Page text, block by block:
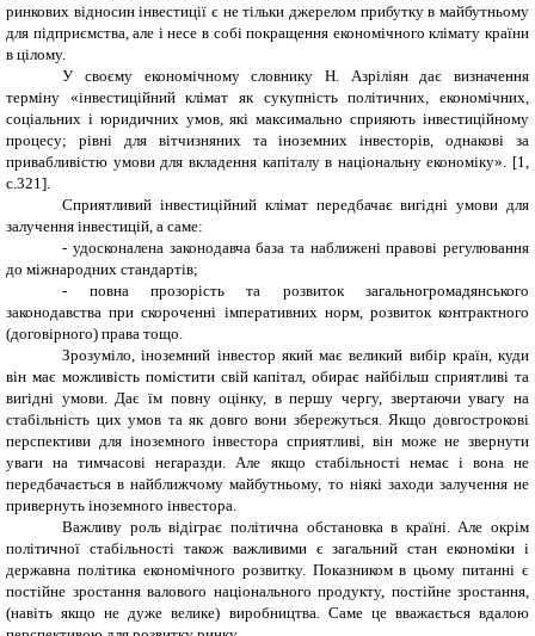
ринкових відносин інвестиції є не тільки джерелом прибутку в майбутньому
для підприємства, але і несе в собі покращення економічного клімату країни
в цілому.
У своєму економічному словнику Н. Азріліян дає визначення
терміну «інвестиційний клімат як сукупність політичних, економічних,
соціальних і юридичних умов, які максимально сприяють інвестиційному
процесу; рівні для вітчизняних та іноземних інвесторів, однакові за
привабливістю умови для вкладення капіталу в національну економіку». [1,
с.321].
Сприятливий інвестиційний клімат передбачає вигідні умови для
залучення інвестицій, а саме:
- удосконалена законодавча база та наближені правові регулювання
до міжнародних стандартів;
- повна прозорість та розвиток загальногромадянського
законодавства при скороченні імперативних норм, розвиток контрактного
(договірного) права тощо.
Зрозуміло, іноземний інвестор який має великий вибір країн, куди
він має можливість помістити свій капітал, обирає найбільш сприятливі та
вигідні умови. Дає їм повну оцінку, в першу чергу, звертаючи увагу на
стабільність цих умов та як довго вони збережуться. Якщо довгострокові
перспективи для іноземного інвестора сприятливі, він може не звернути
уваги на тимчасові негаразди. Але якщо стабільності немає і вона не
передбачається в найближчому майбутньому, то ніякі заходи залучення не
привернуть іноземного інвестора.
Важливу роль відіграє політична обстановка в країні. Але окрім
політичної стабільності також важливими є загальний стан економіки і
державна політика економічного розвитку. Показником в цьому питанні є
постійне зростання валового національного продукту, постійне зростання,
(навіть якщо не дуже велике) виробництва. Саме це вважається вдалою